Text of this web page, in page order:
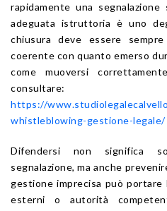
rapidamente una segnalazione
adeguata istruttoria è uno
chiusura deve essere
coerente con quanto emerso
come muoversi
consultare:
https://
whistleblowing-gestione-legale/
Difendersi non significa
segnalazione, ma anche
gestione imprecisa può portare
esterni o autorità